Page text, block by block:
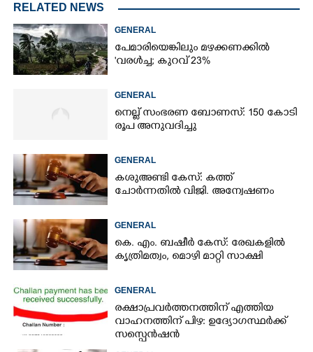
RELATED NEWS
GENERAL
പേമാരിയെങ്കിലും മഴക്കണക്കിൽ
'വരൾച്ച; കുറവ് 23%
GENERAL
നെല്ല് സംഭരണ ബോണസ്: 150 കോടി
രൂപ അനുവദിച്ചു
GENERAL
കശുഅണ്ടി കേസ്: കത്ത്
ചോർന്നതിൽ വിജി. അന്വേഷണം
GENERAL
കെ. എം. ബഷീർ കേസ്: രേഖകളിൽ
കൃത്രിമത്വം, മൊഴി മാറ്റി സാക്ഷി
GENERAL
രക്ഷാപ്രവർത്തനത്തിന് എത്തിയ
വാഹനത്തിന് പിഴ: ഉദ്യോഗസ്ഥർക്ക്
സസ്പെൻഷൻ